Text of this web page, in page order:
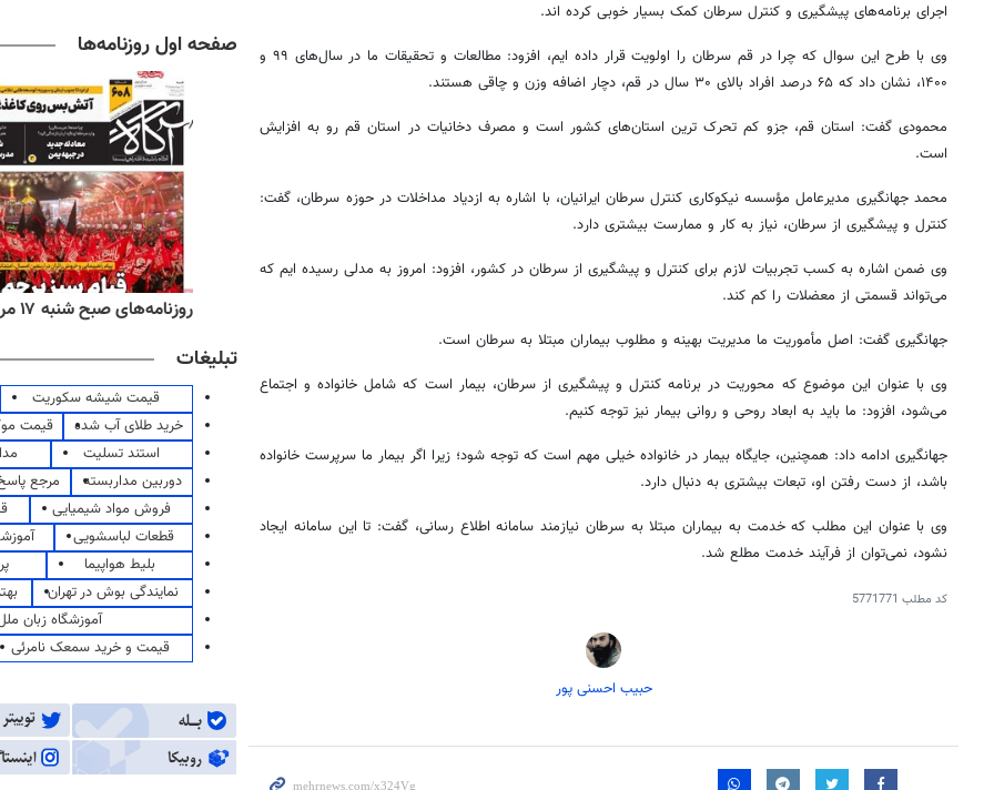
اجرای برنامه‌های پیشگیری و کنترل سرطان کمک بسیار خوبی کرده اند.
وی با طرح این سوال که چرا در قم سرطان را اولویت قرار داده ایم
، افزود: مطالعات و تحقیقات ما در سال‌های ۹۹ و
۱۴۰۰، نشان داد که ۶۵ درصد افراد بالای ۳۰ سال در قم، دچار اضافه وزن و چاقی هستند.
محمودی گفت: استان قم،جزو کم تحرک تریناستان‌های کشور است و مصرف دخانیات در استان قم رو به افزایش
است.
محمد جهانگیری مدیرعامل مؤسسه نیکوکاری کنترل سرطان ایرانیان، با اشاره به ازدیاد مداخلات در حوزه سرطان، گفت:
کنترل و پیشگیری از سرطان، نیاز به کار و ممارست بیشتری دارد.
وی ضمن اشاره به کسب تجربیات لازم برای کنترل و پیشگیری از سرطان در کشور، افزود: امروز به مدلی رسیده ایم که
می‌تواند قسمتی از معضلات را کم کند.
جهانگیری گفت: اصل مأموریت ما مدیریت بهینه و مطلوب بیماران مبتلا به سرطان است.
وی با عنوان این موضوع که محوریت در برنامه کنترل و پیشگیری از سرطان، بیمار است که شامل خانواده و اجتماع
می‌شود، افزود: ما باید به ابعاد روحی و روانی بیمار نیز توجه کنیم.
جهانگیری ادامه داد: همچنین، جایگاه بیمار در خانواده خیلی مهم است که توجه شود؛ زیرا اگر بیمار ما سرپرست خانواده
باشد، از دست رفتن او، تبعات بیشتری به دنبال دارد.
وی با عنوان این مطلب که خدمت به بیماران مبتلا به سرطان نیازمند سامانه اطلاع رسانی، گفت: تا این سامانه ایجاد
نشود، نمی‌توان از فرآیند خدمت مطلع شد.
کد مطلب 5771771
حبیب احسنی پور
صفحه اول روزنامه‌ها
روزنامه‌های اقتصادی شنبه ۱۷ مرداد ۱۴۰۵ روزنامه‌های صبح شنبه ۱۷ مرداد ۱۴۰۵
تبلیغات
قیمت شیشه سکوریت
خرید طلای آب شده
قیمت
استند تسلیت
دوربین مداربسته
مرجع
فروش مواد شیمیایی
قطعات لباسشویی
بلیط هواپیما
نمایندگی بوش در تهران
آموزشگاه زبان
قیمت و خرید سمعک نامرئی